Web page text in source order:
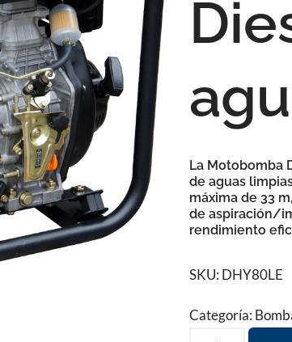
La Motobomba
deaguas
máxima de 33 m
de aspiración/
rendimiento
SKU: DHY80LE
Categoría: